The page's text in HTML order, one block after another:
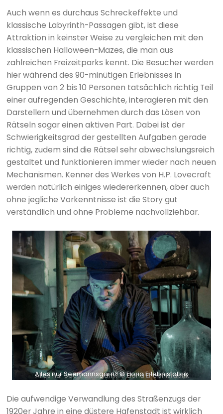
Auch wenn es durchaus Schreckeffekte und
klassische Labyrinth-Passagen gibt, ist diese
Attraktion in keinster Weise zu vergleichen mit den
klassischen Halloween-Mazes, die man aus
zahlreichen Freizeitparks kennt. Die Besucher werden
hier während des 90-minütigen Erlebnisses in
Gruppen von 2 bis 10 Personen tatsächlich richtig Teil
einer aufregenden Geschichte, interagieren mit den
Darstellern und übernehmen durch das Lösen von
Rätseln sogar einen aktiven Part. Dabei ist der
Schwierigkeitsgrad der gestellten Aufgaben gerade
richtig, zudem sind die Rätsel sehr abwechslungsreich
gestaltet und funktionieren immer wieder nach neuen
Mechanismen. Kenner des Werkes von H.P. Lovecraft
werden natürlich einiges wiedererkennen, aber auch
ohne jegliche Vorkenntnisse ist die Story gut
verständlich und ohne Probleme nachvollziehbar.
Alles nur Seemannsgarn? © Eloria Erlebnisfabrik
Die aufwendige Verwandlung des Straßenzugs der
1920er Jahre in eine düstere Hafenstadt ist wirklich